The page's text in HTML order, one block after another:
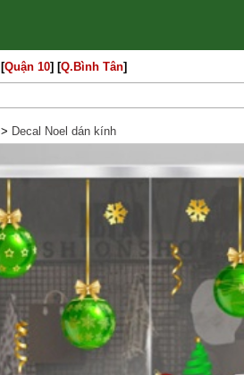
[Quận 10] [Q.Bình Tân]
> Decal Noel dán kính